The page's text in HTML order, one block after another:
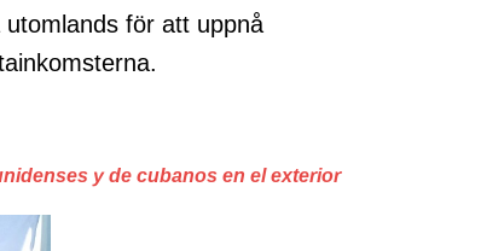
för att uppnå
y de cubanos en el exterior